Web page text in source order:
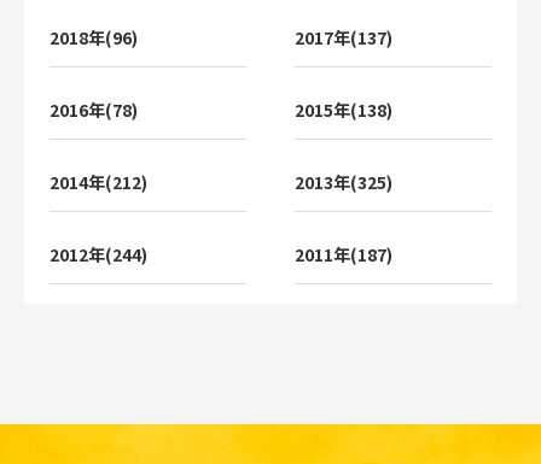
2018年(96) 2017年(137)
2016年(78) 2015年(138)
2014年(212) 2013年(325)
2012年(244) 2011年(187)